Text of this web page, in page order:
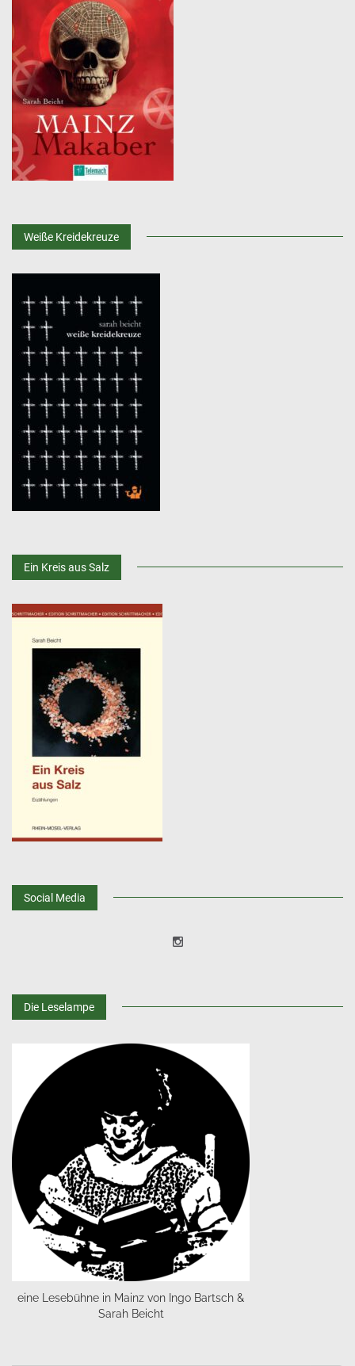
Weiße Kreidekreuze
Ein Kreis aus Salz
Social Media
Die Leselampe
eine Lesebühne in Mainz von Ingo Bartsch &
Sarah Beicht